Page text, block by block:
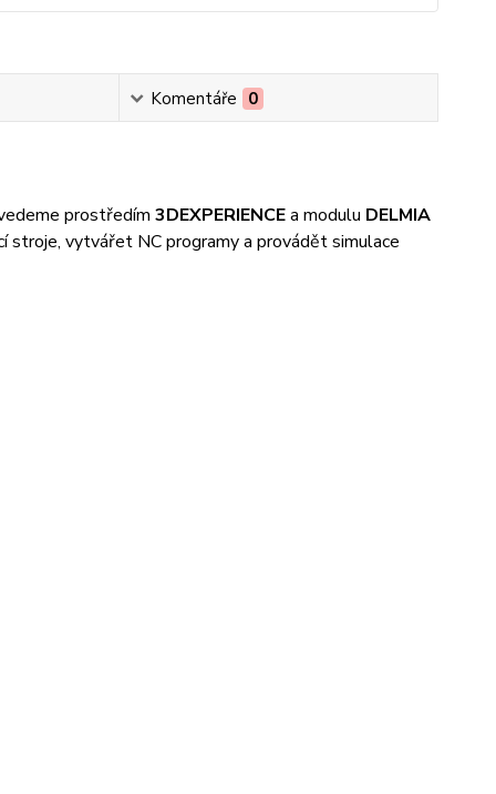
Komentáře 0
prostředím 3DEXPERIENCEa modulu DELMIA
stroje, vytvářet NC programy a provádět simulace